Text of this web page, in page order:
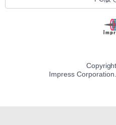
Impress